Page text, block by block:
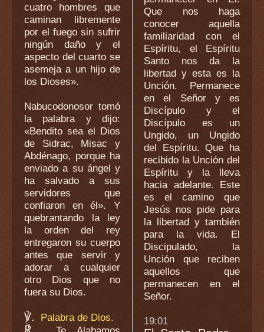
cuatro hombres que
caminan libremente
por el fuego sin sufrir
ningún daño y el
aspecto del cuarto se
asemeja a un hijo de
los Dioses».
Nabucodonosor tomó
la palabra y dijo:
«Bendito sea el Dios
de Sidrac, Misac y
Abdénago, porque ha
enviado a su ángel y
ha salvado a sus
servidores que
confiaron en él». Y
quebrantando la ley
la orden del rey
entregaron su cuerpo
antes que servir y
adorar a cualquier
otro Dios que no
fuera su Dios.
℣. Palabra de Dios.
Que nos haga
conocer aquella
familiaridad con el
Espíritu, el Espíritu
Santo nos da la
libertad y esta es la
Unción. Permanece
en el Señor y es
Discípulo y el
Discípulo es un
Ungido, un Ungido
del Espíritu. Que ha
recibido la Unción del
Espíritu y la lleva
hacia adelante. Este
es el camino que
Jesús nos pide para
la libertad y también
para la vida. El
Discipulado, la
Unción que reciben
aquellos que
permanecen en el
Señor.
19:01